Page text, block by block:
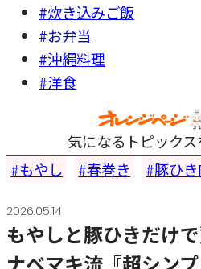
#炊き込みご飯
#お弁当
#沖縄料理
#洋食
気になるトピック
もやし
春巻き 豚ひき
2026.05.14
もやしと豚ひきだけ
ナベマキ流『超シン